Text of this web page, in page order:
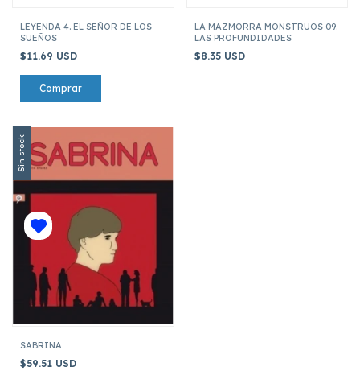
LEYENDA 4. EL SEÑOR DE LOS
SUEÑOS
$11.69 USD
LA MAZMORRA MONSTRUOS 09.
LAS PROFUNDIDADES
$8.35 USD
Sin stock
SABRINA
$59.51 USD